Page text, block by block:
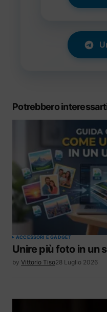
Potrebbero
ACCESSORI E GADGET
Unire più foto in un
by Vittorio Tiso28 Luglio 2026